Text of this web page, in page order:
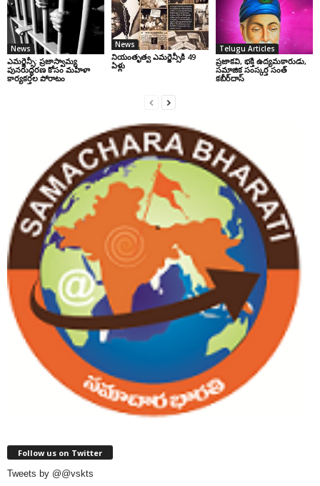
News
ఎమర్జెన్సీ: ప్రజాస్వామ్య
పునరుద్ధరణ కోసం మహిళా
కార్యకర్తల పోరాటం
News
నియంతృత్వ ఎమర్జెన్సీకి 49
ఏళ్లు
Telugu Articles
ప్రజాకవి, భక్తి ఉద్యమకారుడు,
సమాజిక సంస్కర్త సంత్‌
కబీర్‌దాస్‌
Follow us on Twitter
Tweets by @@vskts